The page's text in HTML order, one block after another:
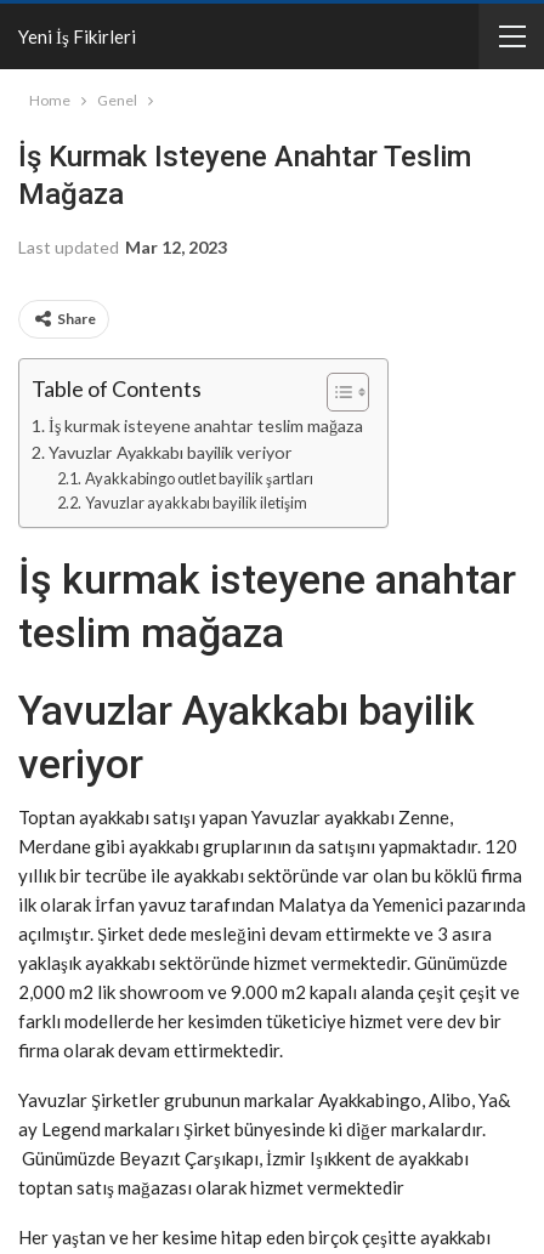
Yeni İş Fikirleri
Home Genel
İş Kurmak Isteyene Anahtar Teslim
Mağaza
Last updated Mar 12, 2023
Share
Table of Contents
İş kurmak isteyene anahtar teslim mağaza
Yavuzlar Ayakkabı bayilik veriyor
Ayakkabingo outlet bayilik şartları
Yavuzlar ayakkabı bayilik iletişim
İş kurmak isteyene anahtar
teslim mağaza
Yavuzlar Ayakkabı bayilik
veriyor
Toptan ayakkabı satışı yapan Yavuzlar ayakkabı Zenne,
Merdane gibi ayakkabı gruplarının da satışını yapmaktadır. 120
yıllık bir tecrübe ile ayakkabı sektöründe var olan bu köklü firma
ilk olarak İrfan yavuz tarafından Malatya da Yemenici pazarında
açılmıştır. Şirket dede mesleğini devam ettirmekte ve 3 asıra
yaklaşık ayakkabı sektöründe hizmet vermektedir. Günümüzde
2,000 m2 lik showroom ve 9.000 m2 kapalı alanda çeşit çeşit ve
farklı modellerde her kesimden tüketiciye hizmet vere dev bir
firma olarak devam ettirmektedir.
Yavuzlar Şirketler grubunun markalar Ayakkabingo, Alibo, Ya&
ay Legend markaları Şirket bünyesinde ki diğer markalardır.
Günümüzde Beyazıt Çarşıkapı, İzmir Işıkkent de ayakkabı
toptan satış mağazası olarak hizmet vermektedir
Her yaştan ve her kesime hitap eden birçok çeşitte ayakkabı